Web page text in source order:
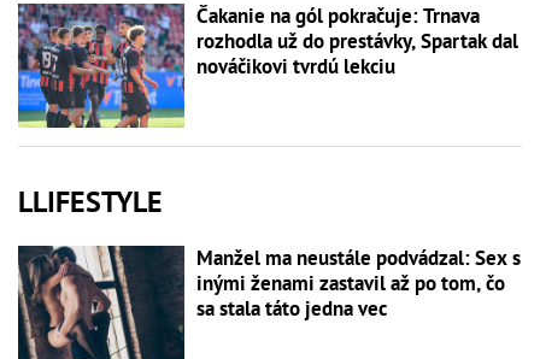
Čakanie na gól pokračuje: Trnava
rozhodla už do prestávky, Spartak dal
nováčikovi tvrdú lekciu
LLIFESTYLE
Manžel ma neustále podvádzal: Sex s
inými ženami zastavil až po tom, čo
sa stala táto jedna vec